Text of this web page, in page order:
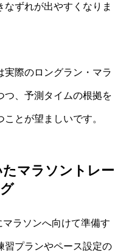
ずれが出やすくなりま
実際のロングラン・マラ
つ、予測タイムの根拠を
とが望ましいです。
マラソントレー
ラソンへ向けて準備す
習プランやペース設定の